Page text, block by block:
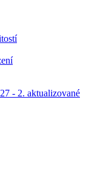
- 2. aktualizované